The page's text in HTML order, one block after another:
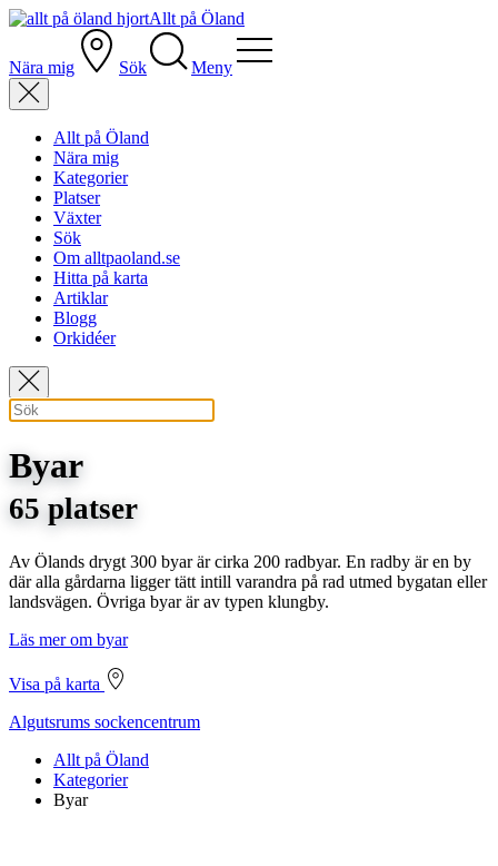
Allt på Öland
Nära mig Sök Meny
Allt på Öland
Nära mig
Kategorier
Platser
Växter
Sök
Om alltpaoland.se
Hitta på karta
Artiklar
Blogg
Orkidéer
Byar
65 platser
Av Ölands drygt 300 byar är cirka 200 radbyar. En radby är en by
där alla gårdarna ligger tätt intill varandra på rad utmed bygatan eller
landsvägen. Övriga byar är av typen klungby.
Läs mer om byar
Visa på karta
Algutsrums sockencentrum
Allt på Öland
Kategorier
Byar